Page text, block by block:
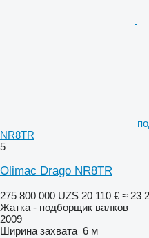
NR8TR
5
Olimac Drago NR8TR
275 800 000 UZS 20 110 € ≈ 23
Жатка - подборщик валков
2009
Ширина захвата 6 м